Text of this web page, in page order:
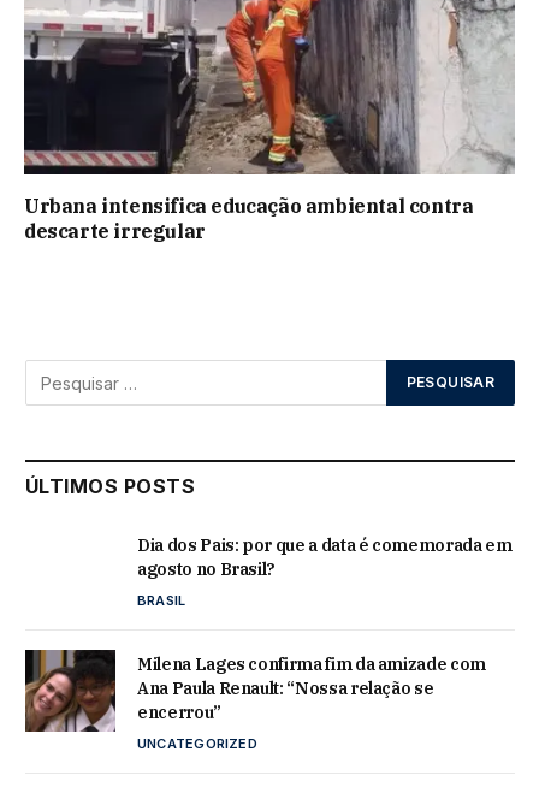
Urbana intensifica educação ambiental contra
descarte irregular
ÚLTIMOS POSTS
Dia dos Pais: por que a data é comemorada em
agosto no Brasil?
BRASIL
Milena Lages confirma fim da amizade com
Ana Paula Renault: “Nossa relação se
encerrou”
UNCATEGORIZED